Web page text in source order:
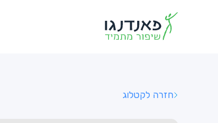
חזרה לקטלוג